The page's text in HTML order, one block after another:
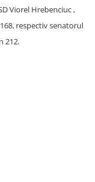
Viorel Hrebenciuc ,
respectiv senatorul
212.